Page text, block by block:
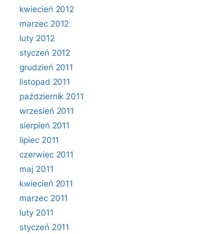
kwiecień 2012
marzec 2012
luty 2012
styczeń 2012
grudzień 2011
listopad 2011
październik 2011
wrzesień 2011
sierpień 2011
lipiec 2011
czerwiec 2011
maj 2011
kwiecień 2011
marzec 2011
luty 2011
styczeń 2011